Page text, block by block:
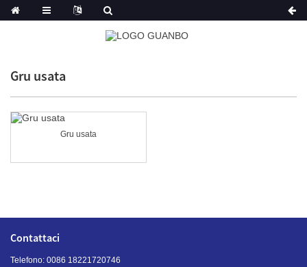
Gru usata
Gru usata
Contattaci
Telefono: 0086 18221720746